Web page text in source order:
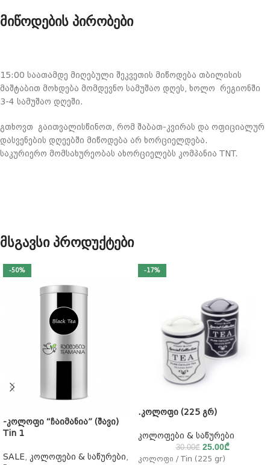
მიწოდების პირობები
15:00 საათამდე მიღებული შეკვეთის მიწოდება თბილისის
მაშტაბით მოხდება მომდევნო სამუშაო დღეს, ხოლო რეგიონში
3-4 სამუშაო დღეში.
გთხოვთ გაითვალისწინოთ, რომ შაბათ-კვირას და ოფიციალურ
დასვენების დღეებში მიწოდება არ ხორციელდება.
საკურიერო მომსახურეობას ახორციელებს კომპანია TNT.
მსგავსი პროდუქტები
-50%
-კოლოფი “ჩაიმანია” (შავი)
Tin 1
SALE კოლოფები & საწურები
-17%
.კოლოფი (225 გრ)
კოლოფები & საწურები
30.00₾ 25.00₾
კოლოფი / Tin (225 gr)